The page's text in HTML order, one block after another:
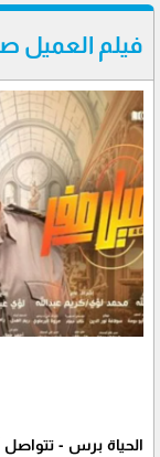
فيلم العميل
الحياة برس -